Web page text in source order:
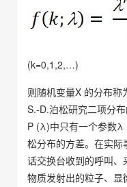
(k=0,1,2,…)
则随机变量X 的分布
S.-D.泊松研究二项分
P (λ)中只有一个参数λ
松分布的方差。在实
话交换台收到的呼叫
物质发射出的粒子、